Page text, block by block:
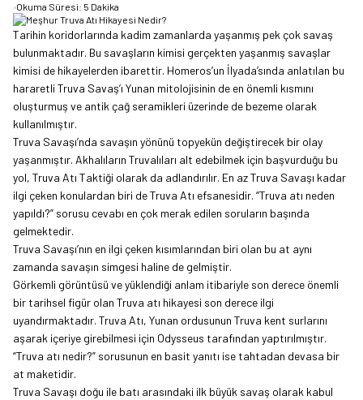
•Okuma Süresi: 5 Dakika
Tarihin koridorlarında kadim zamanlarda yaşanmış pek çok savaş
bulunmaktadır. Bu savaşların kimisi gerçekten yaşanmış savaşlar
kimisi de hikayelerden ibarettir. Homeros’un İlyada’sında anlatılan bu
hararetli Truva Savaş’ı Yunan mitolojisinin de en önemli kısmını
oluşturmuş ve antik çağ seramikleri üzerinde de bezeme olarak
kullanılmıştır.
Truva Savaşı’nda savaşın yönünü topyekün değiştirecek bir olay
yaşanmıştır. Akhalıların Truvalıları alt edebilmek için başvurduğu bu
yol, Truva Atı Taktiği olarak da adlandırılır. En az Truva Savaşı kadar
ilgi çeken konulardan biri de Truva Atı efsanesidir. “Truva atı neden
yapıldı?” sorusu cevabı en çok merak edilen soruların başında
gelmektedir.
Truva Savaşı’nın en ilgi çeken kısımlarından biri olan bu at aynı
zamanda savaşın simgesi haline de gelmiştir.
Görkemli görüntüsü ve yüklendiği anlam itibariyle son derece önemli
bir tarihsel figür olan Truva atı hikayesi son derece ilgi
uyandırmaktadır. Truva Atı, Yunan ordusunun Truva kent surlarını
aşarak içeriye girebilmesi için Odysseus tarafından yaptırılmıştır.
“Truva atı nedir?” sorusunun en basit yanıtı ise tahtadan devasa bir
at maketidir.
Truva Savaşı doğu ile batı arasındaki ilk büyük savaş olarak kabul